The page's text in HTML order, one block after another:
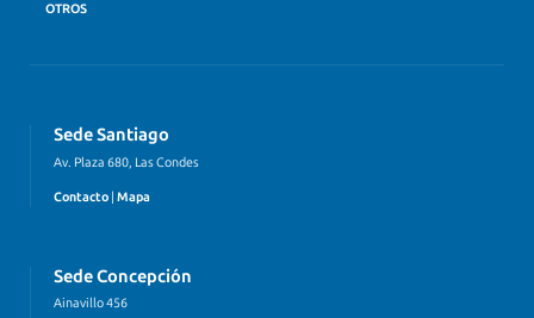
OTROS
Sede Santiago
Av. Plaza 680, Las Condes
Contacto | Mapa
Sede Concepción
Ainavillo 456